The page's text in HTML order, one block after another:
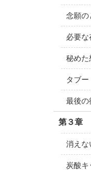
念願の
必要な
秘めた
タブー
最後の
第３章
消えな
炭酸キ